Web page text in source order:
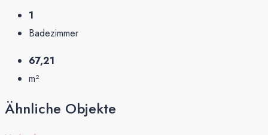
1
Badezimmer
67,21
m²
Ähnliche Objekte